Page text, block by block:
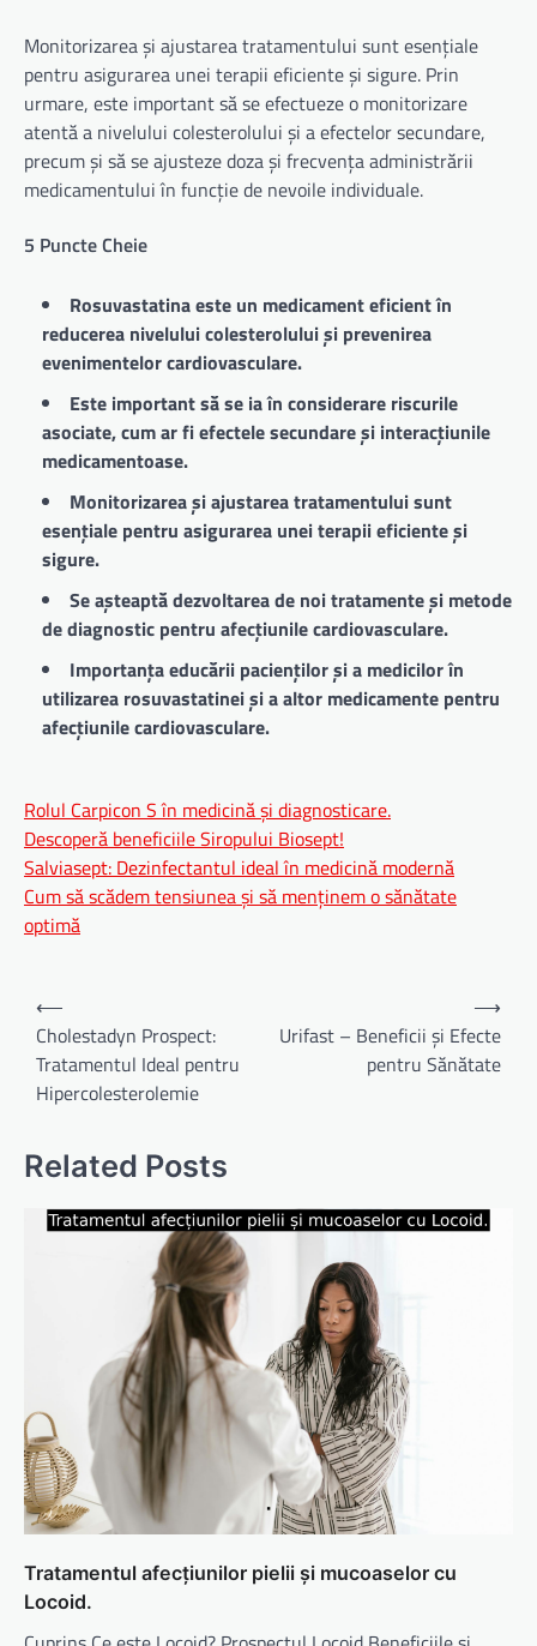
Monitorizarea și ajustarea tratamentului sunt esențiale
pentru asigurarea unei terapii eficiente și sigure. Prin
urmare, este important să se efectueze o monitorizare
atentă a nivelului colesterolului și a efectelor secundare,
precum și să se ajusteze doza și frecvența administrării
medicamentului în funcție de nevoile individuale.
5 Puncte Cheie
Rosuvastatina este un medicament eficient în
reducerea nivelului colesterolului și prevenirea
evenimentelor cardiovasculare.
Este important să se ia în considerare riscurile
asociate, cum ar fi efectele secundare și interacțiunile
medicamentoase.
Monitorizarea și ajustarea tratamentului sunt
esențiale pentru asigurarea unei terapii eficiente și
sigure.
Se așteaptă dezvoltarea de noi tratamente și metode
de diagnostic pentru afecțiunile cardiovasculare.
Importanța educării pacienților și a medicilor în
utilizarea rosuvastatinei și a altor medicamente pentru
afecțiunile cardiovasculare.
Rolul Carpicon S în medicină și diagnosticare.
Descoperă beneficiile Siropului Biosept!
Salviasept: Dezinfectantul ideal în medicină modernă
Cum să scădem tensiunea și să menținem o sănătate
optimă
Navigare
în
articole
⟵
Cholestadyn Prospect:
Tratamentul Ideal pentru
Hipercolesterolemie
Urifast – Beneficii și Efecte
pentru Sănătate
⟶
Related Posts
Tratamentul afecțiunilor pielii și mucoaselor cu
Locoid.